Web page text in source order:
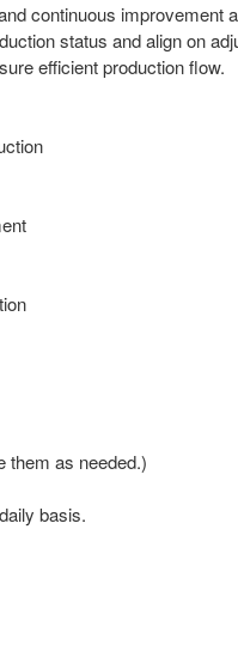
continuous improvement
status and align on
efficient production flow.
them as needed.)
basis.